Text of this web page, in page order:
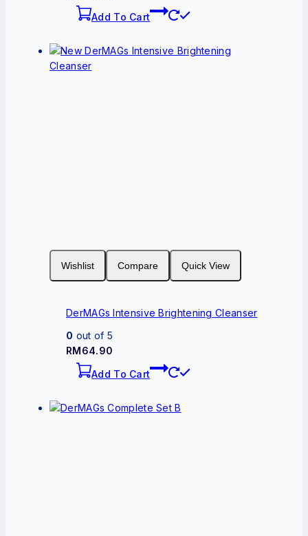
Add To Cart
Wishlist Compare Quick View
DerMAGs Intensive Brightening Cleanser
0 out of 5
RM64.90
Add To Cart